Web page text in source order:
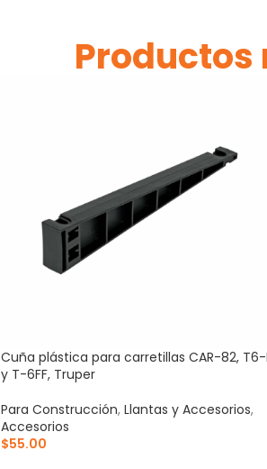
Cuña plástica para carretillas CAR-82, T6-
y T-6FF, Truper
Para Construcción, Llantas y Accesorios,
Accesorios
$55.00